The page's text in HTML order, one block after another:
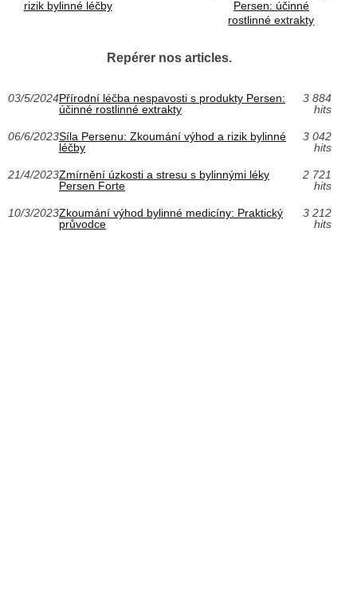
rizik bylinné léčby
Persen: účinné
rostlinné extrakty
Repérer nos articles.
03/5/2024Přírodní léčba nespavosti s produkty Persen:
účinné rostlinné extrakty
3 884
hits
06/6/2023Síla Persenu: Zkoumání výhod a rizik bylinné
léčby
3 042
hits
21/4/2023Zmírnění úzkosti a stresu s bylinnými léky
Persen Forte
2 721
hits
10/3/2023Zkoumání výhod bylinné medicíny: Praktický
průvodce
3 212
hits